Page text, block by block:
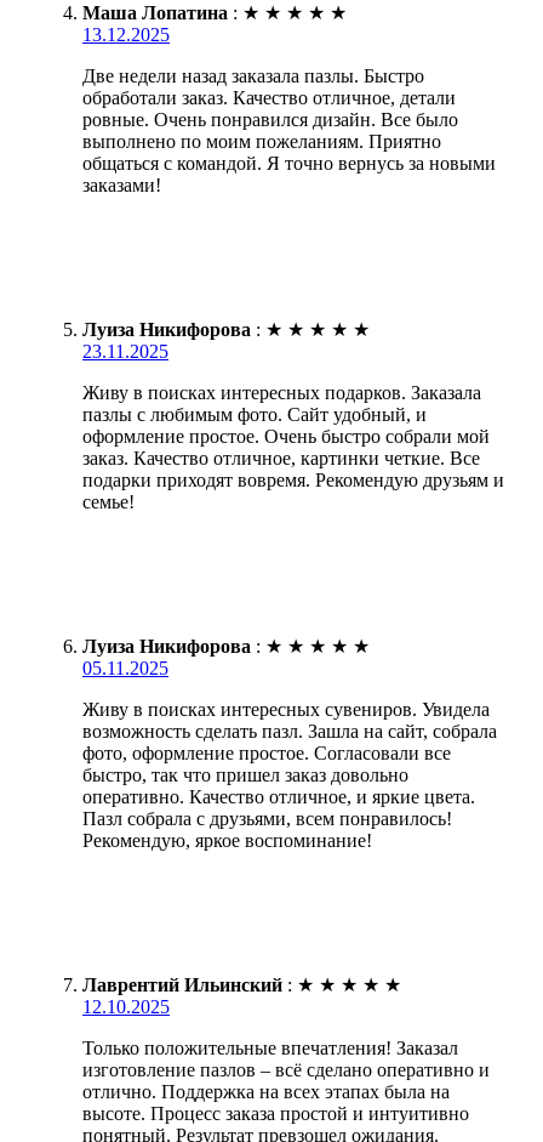
Маша Лопатина : ★ ★ ★ ★ ★
13.12.2025
Две недели назад заказала пазлы. Быстро
обработали заказ. Качество отличное, детали
ровные. Очень понравился дизайн. Все было
выполнено по моим пожеланиям. Приятно
общаться с командой. Я точно вернусь за новыми
заказами!
Луиза Никифорова : ★ ★ ★ ★ ★
23.11.2025
Живу в поисках интересных подарков. Заказала
пазлы с любимым фото. Сайт удобный, и
оформление простое. Очень быстро собрали мой
заказ. Качество отличное, картинки четкие. Все
подарки приходят вовремя. Рекомендую друзьям и
семье!
Луиза Никифорова : ★ ★ ★ ★ ★
05.11.2025
Живу в поисках интересных сувениров. Увидела
возможность сделать пазл. Зашла на сайт, собрала
фото, оформление простое. Согласовали все
быстро, так что пришел заказ довольно
оперативно. Качество отличное, и яркие цвета.
Пазл собрала с друзьями, всем понравилось!
Рекомендую, яркое воспоминание!
Лаврентий Ильинский : ★ ★ ★ ★ ★
12.10.2025
Только положительные впечатления! Заказал
изготовление пазлов – всё сделано оперативно и
отлично. Поддержка на всех этапах была на
высоте. Процесс заказа простой и интуитивно
понятный. Результат превзошел ожидания.